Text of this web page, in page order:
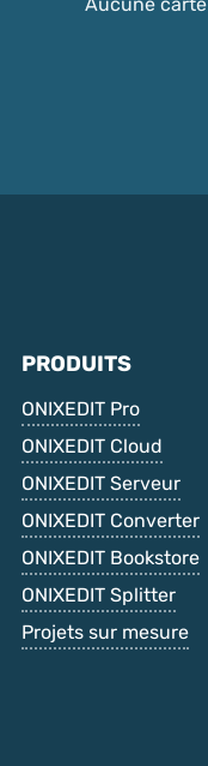
Aucune
PRODUITS
ONIXEDIT Pro
ONIXEDIT Cloud
ONIXEDIT Serveur
ONIXEDIT Converter
ONIXEDIT Bookstore
ONIXEDIT Splitter
Projets sur mesure